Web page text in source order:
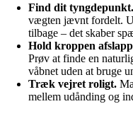
Find dit tyngdepunkt.
vægten jævnt fordelt.
tilbage – det skaber
Hold kroppen
Prøv at finde en
våbnet uden at bruge
Træk vejret roligt.
mellem udånding og